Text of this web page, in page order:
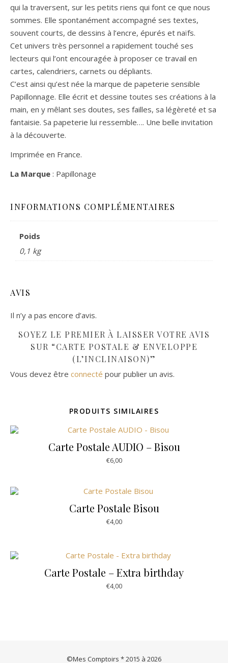
qui la traversent, sur les petits riens qui font ce que nous
sommes. Elle spontanément accompagné ses textes,
souvent courts, de dessins à l’encre, épurés et naïfs.
Cet univers très personnel a rapidement touché ses
lecteurs qui l’ont encouragée à proposer ce travail en
cartes, calendriers, carnets ou dépliants.
C’est ainsi qu’est née la marque de papeterie sensible
Papillonnage. Elle écrit et dessine toutes ses créations à la
main, en y mêlant ses doutes, ses failles, sa légèreté et sa
fantaisie. Sa papeterie lui ressemble…. Une belle invitation
à la découverte.
Imprimée en France.
La Marque : Papillonage
INFORMATIONS COMPLÉMENTAIRES
Poids
0,1 kg
AVIS
Il n’y a pas encore d’avis.
SOYEZ LE PREMIER À LAISSER VOTRE AVIS
SUR “CARTE POSTALE & ENVELOPPE
(L’INCLINAISON)”
Vous devez être connecté pour publier un avis.
PRODUITS SIMILAIRES
Carte Postale AUDIO – Bisou
€6,00
Carte Postale Bisou
€4,00
Carte Postale – Extra birthday
€4,00
©Mes Comptoirs * 2015 à 2026